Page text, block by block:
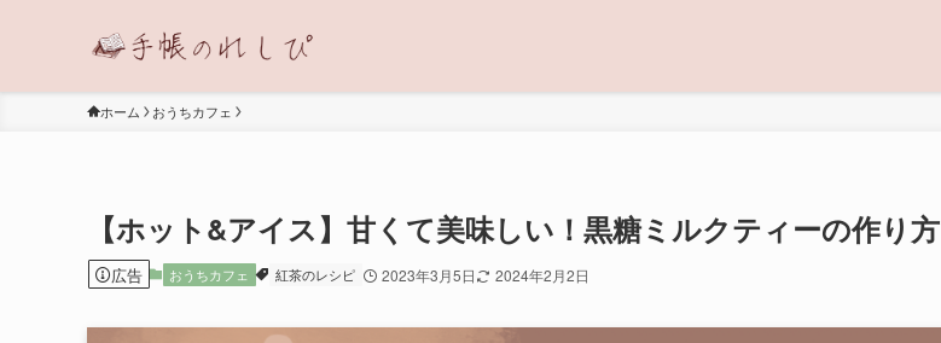
ホーム おうちカフェ
【ホット&アイス】甘くて美味しい！黒糖ミルクティーの作り方
広告 おうちカフェ 紅茶のレシピ 2023年3月5日 2024年2月2日